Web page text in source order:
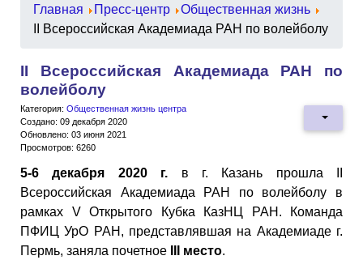
Главная Пресс-центр
Общественная жизнь
II Всероссийская Академиада РАН по волейболу
II Всероссийская Академиада РАН по
волейболу
Категория: Общественная жизнь центра
Создано: 09 декабря 2020
Обновлено: 03 июня 2021
Просмотров: 6260
5-6 декабря 2020 г. в г. Казань прошла II
Всероссийская Академиада РАН по волейболу в
рамках V Открытого Кубка КазНЦ РАН. Команда
ПФИЦ УрО РАН, представлявшая на Академиаде г.
Пермь, заняла почетное
III место.